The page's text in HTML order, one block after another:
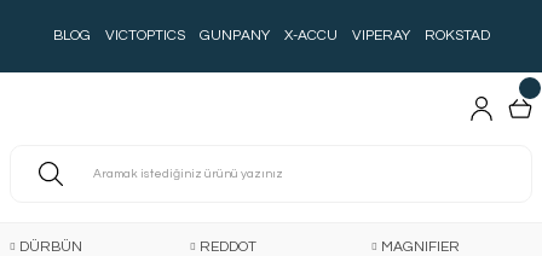
BLOG VICTOPTICS GUNPANY X-ACCU VIPERAY ROKSTAD
DÜRBÜN REDDOT MAGNIFIER